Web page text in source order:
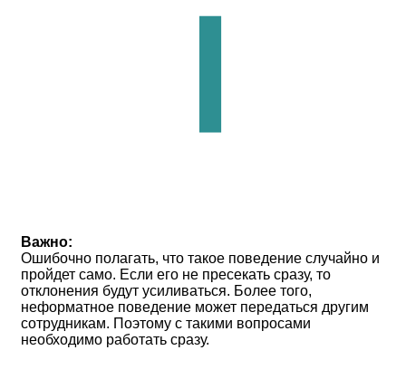
Важно:
Ошибочно полагать, что такое поведение случайно и
пройдет само. Если его не пресекать сразу, то
отклонения будут усиливаться. Более того,
неформатное поведение может передаться другим
сотрудникам. Поэтому с такими вопросами
необходимо работать сразу.